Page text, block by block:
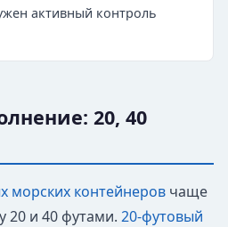
активный контроль
20, 40
морских контейнеровчаще
20 и 40 футами. 20-футовый